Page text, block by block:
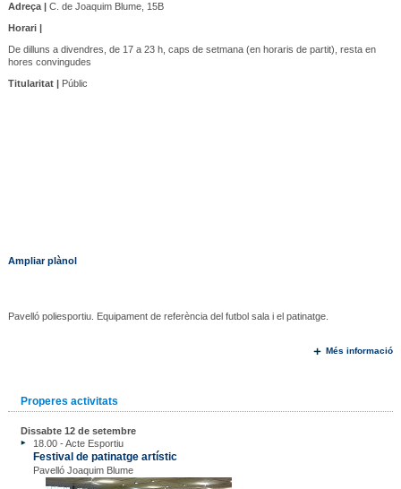
Adreça |C. de Joaquim Blume, 15B
Horari |
De dilluns a divendres, de 17 a 23 h, caps de setmana (en horaris de partit), resta en
hores convingudes
Titularitat |Públic
Ampliar plànol
Pavelló poliesportiu. Equipament de referència del futbol sala i el patinatge.
Més informació
Properes activitats
Dissabte 12 de setembre
18.00 - Acte Esportiu
Festival de patinatge artístic
Pavelló Joaquim Blume